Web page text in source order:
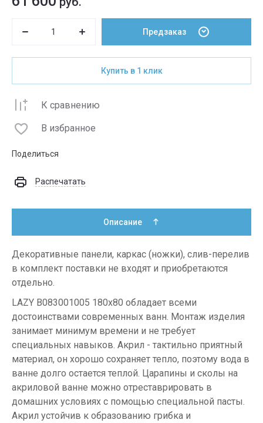
Предзаказ
Купить в 1 клик
К сравнению
В избранное
Поделиться
Распечатать
Описание
Декоративные панели, каркас (ножки), слив-перелив
в комплект поставки не входят и приобретаются
отдельно.
LAZY B083001005 180x80 обладает всеми
достоинствами современных ванн. Монтаж изделия
занимает минимум времени и не требует
специальных навыков. Акрил - тактильно приятный
материал, он хорошо сохраняет тепло, поэтому вода в
ванне долго остается теплой. Царапины и сколы на
акриловой ванне можно отреставрировать в
домашних условиях с помощью специальной пасты.
Акрил устойчив к образованию грибка и